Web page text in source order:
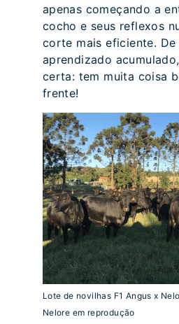
apenas começando a
cocho e seus reflexos
corte mais eficiente.
aprendizado
certa: tem muita coisa
frente!
Lote de novilhas F1 Angus x
Nelore em reprodução